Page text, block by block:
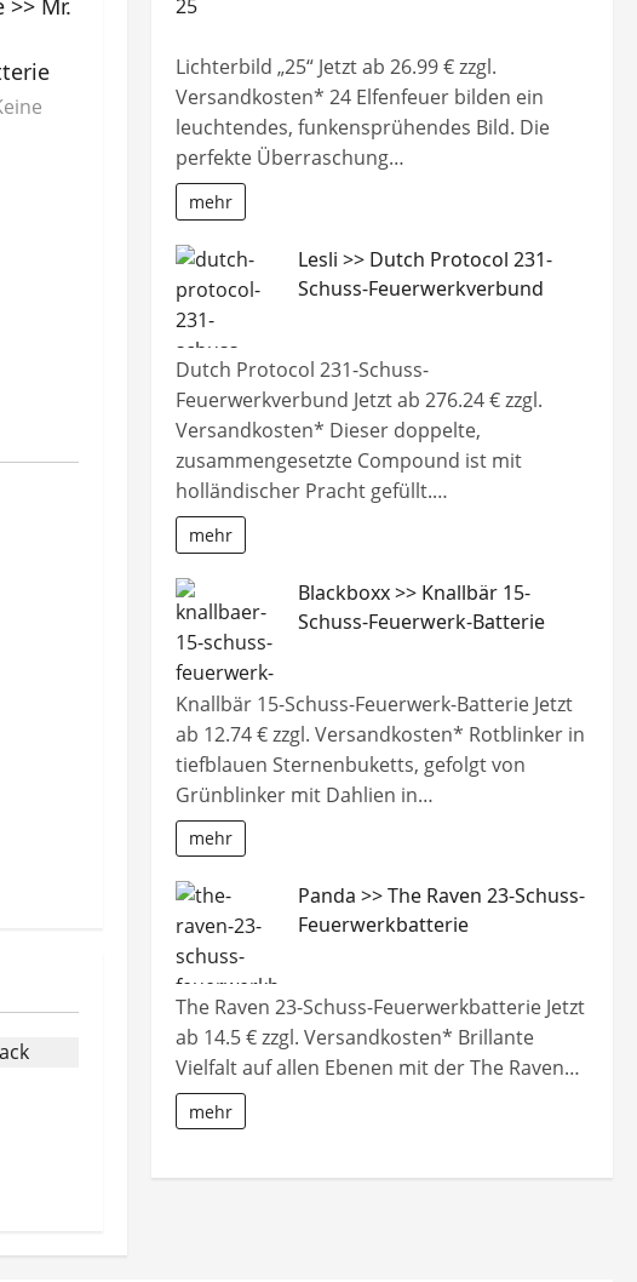
>> Mr.
Lichterbild „25“ Jetzt ab 26.99 € zzgl.
Versandkosten* 24 Elfenfeuer bilden ein
leuchtendes, funkensprühendes Bild. Die
perfekte Überraschung…
mehr
Lesli >> Dutch Protocol 231-
Schuss-Feuerwerkverbund
Dutch Protocol 231-Schuss-
Feuerwerkverbund Jetzt ab 276.24 € zzgl.
Versandkosten* Dieser doppelte,
zusammengesetzte Compound ist mit
holländischer Pracht gefüllt.…
mehr
Blackboxx >> Knallbär 15-
Schuss-Feuerwerk-Batterie
Knallbär 15-Schuss-Feuerwerk-Batterie Jetzt
ab 12.74 € zzgl. Versandkosten* Rotblinker in
tiefblauen Sternenbuketts, gefolgt von
Grünblinker mit Dahlien in…
mehr
Panda >> The Raven 23-Schuss-
Feuerwerkbatterie
The Raven 23-Schuss-Feuerwerkbatterie Jetzt
ab 14.5 € zzgl. Versandkosten* Brillante
Vielfalt auf allen Ebenen mit der The Raven…
mehr